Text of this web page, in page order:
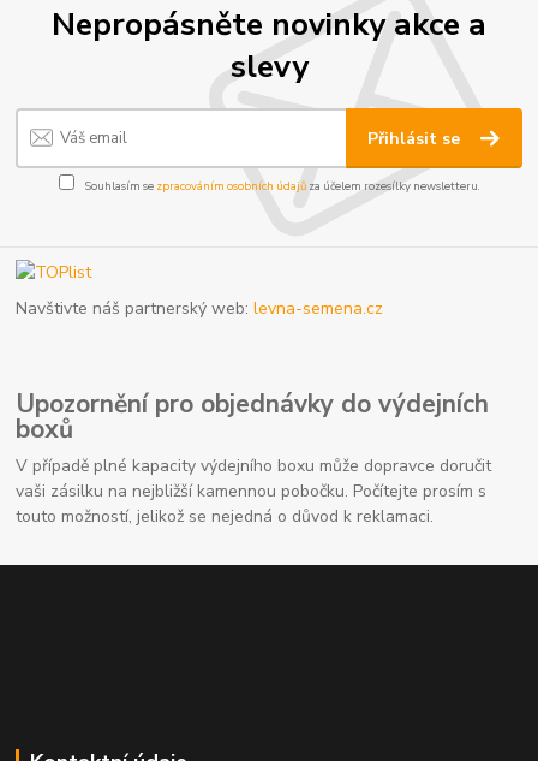
Nepropásněte novinky akce a
slevy
Přihlásit se
Souhlasím se zpracováním osobních údajůza účelem rozesílky newsletteru.
Navštivte náš partnerský web:levna-semena.cz
Upozornění pro objednávky do výdejních
boxů
V případě plné kapacity výdejního boxu může dopravce doručit
vaši zásilku na nejbližší kamennou pobočku. Počítejte prosím s
touto možností, jelikož se nejedná o důvod k reklamaci.